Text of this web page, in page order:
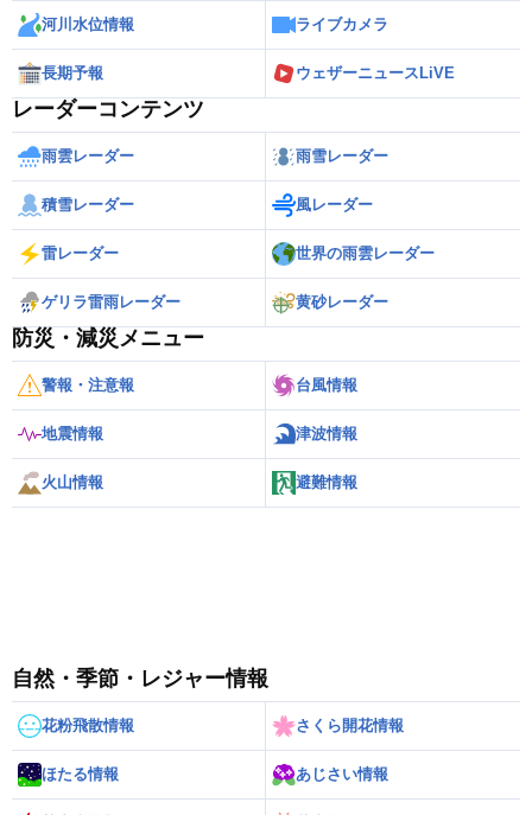
河川水位情報 ライブカメラ
長期予報 ウェザーニュースLiVE
レーダーコンテンツ
雨雲レーダー 雨雪レーダー
積雪レーダー 風レーダー
雷レーダー 世界の雨雲レーダー
ゲリラ雷雨レーダー 黄砂レーダー
防災・減災メニュー
警報・注意報 台風情報
地震情報 津波情報
火山情報 避難情報
自然・季節・レジャー情報
花粉飛散情報 さくら開花情報
ほたる情報 あじさい情報